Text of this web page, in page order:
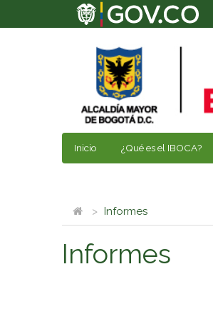
Inicio ¿Qué es el IBOCA?
Informes
Informes